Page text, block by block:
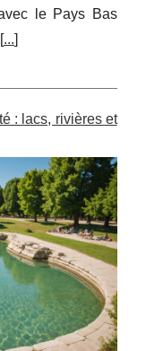
le Pays Bas
...]
: lacs, rivières et